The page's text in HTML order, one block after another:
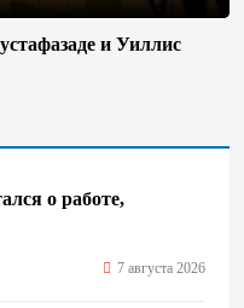
и Уиллис
о работе,
7 августа 2026